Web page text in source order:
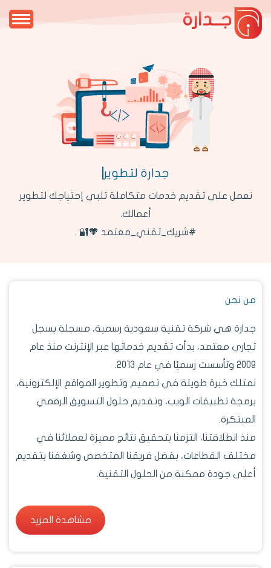
جــدارة
جدار
نعمل على تقديم خدمات متكاملة تلبي إحتياجك لتطوير
أعمالك.
#شريك_تقني_معتمد 🧡🔐 .
من نحن
جدارة هي شركة تقنية سعودية رسمية، مسجلة بسجل
تجاري معتمد، بدأت تقديم خدماتها عبر الإنترنت منذ عام
2009 وتأسست رسميًا في عام 2013.
نمتلك خبرة طويلة في تصميم وتطوير المواقع الإلكترونية،
برمجة تطبيقات الويب، وتقديم حلول التسويق الرقمي
المبتكرة.
منذ انطلاقتنا، التزمنا بتحقيق نتائج مميزة لعملائنا في
مختلف القطاعات، بفضل فريقنا المتخصص وشغفنا بتقديم
أعلى جودة ممكنة من الحلول التقنية.
مشاهدة المزيد
مشاهدة المزيد